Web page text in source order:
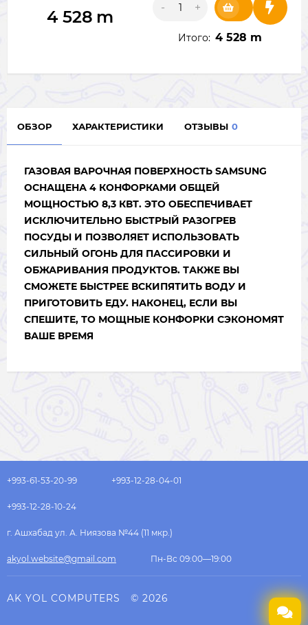
4 528 m - +
Итого: 4 528 m
ОБЗОР ХАРАКТЕРИСТИКИ ОТЗЫВЫ 0
ГАЗОВАЯ ВАРОЧНАЯ ПОВЕРХНОСТЬ SAMSUNG
ОСНАЩЕНА 4 КОНФОРКАМИ ОБЩЕЙ
МОЩНОСТЬЮ 8,3 КВТ. ЭТО ОБЕСПЕЧИВАЕТ
ИСКЛЮЧИТЕЛЬНО БЫСТРЫЙ РАЗОГРЕВ
ПОСУДЫ И ПОЗВОЛЯЕТ ИСПОЛЬЗОВАТЬ
СИЛЬНЫЙ ОГОНЬ ДЛЯ ПАССИРОВКИ И
ОБЖАРИВАНИЯ ПРОДУКТОВ. ТАКЖЕ ВЫ
СМОЖЕТЕ БЫСТРЕЕ ВСКИПЯТИТЬ ВОДУ И
ПРИГОТОВИТЬ ЕДУ. НАКОНЕЦ, ЕСЛИ ВЫ
СПЕШИТЕ, ТО МОЩНЫЕ КОНФОРКИ СЭКОНОМЯТ
ВАШЕ ВРЕМЯ
+993-61-53-20-99 +993-12-28-04-01
+993-12-28-10-24
г. Ашхабад ул. А. Ниязова №44 (11 мкр.)
akyol.website@gmail.com Пн-Вс 09:00—19:00
AK YOL COMPUTERS © 2026